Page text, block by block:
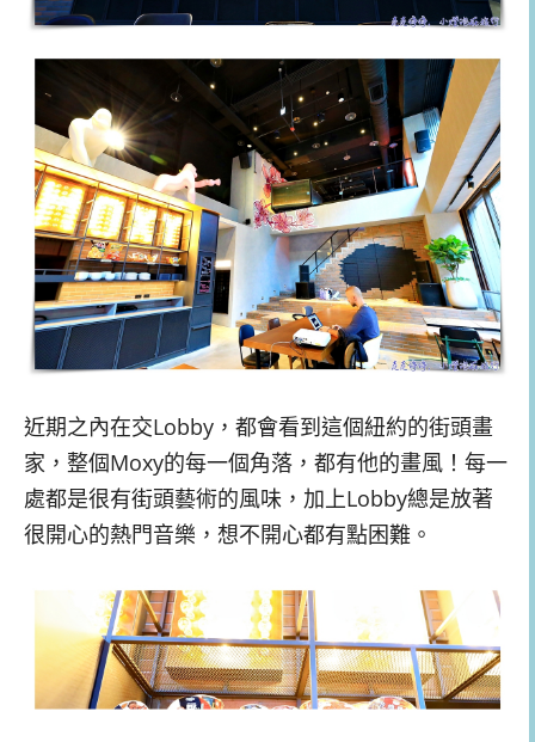
近期之內在交Lobby，都會看到這個紐約的街頭畫
家，整個Moxy的每一個角落，都有他的畫風！每一
處都是很有街頭藝術的風味，加上Lobby總是放著
很開心的熱門音樂，想不開心都有點困難。